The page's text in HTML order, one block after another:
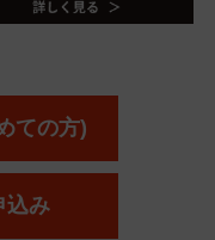
ての方)
込み